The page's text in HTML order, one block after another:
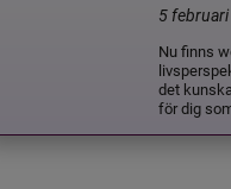
5
Nu finns
det
för dig